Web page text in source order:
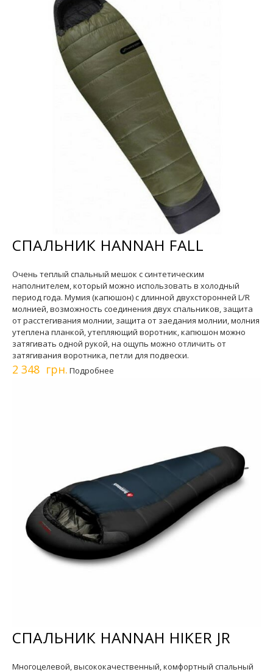
СПАЛЬНИК HANNAH FALL
Очень теплый спальный мешок с синтетическим
наполнителем, который можно использовать в холодный
период года. Мумия (капюшон) с длинной двухсторонней L/R
молнией, возможность соединения двух спальников, защита
от расстегивания молнии, защита от заедания молнии, молния
утеплена планкой, утепляющий воротник, капюшон можно
затягивать одной рукой, на ощупь можно отличить от
затягивания воротника, петли для подвески.
2 348 грн. Подробнее
СПАЛЬНИК HANNAH HIKER JR
Многоцелевой, высококачественный, комфортный спальный